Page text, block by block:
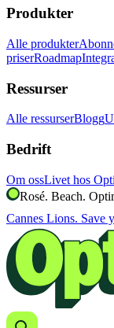
Produkter
Alle produkter
priserRoadmap
Ressurser
Alle ressurserBlogg
Bedrift
Om ossLivet hos
Rosé. Beach.
Cannes Lions. Save